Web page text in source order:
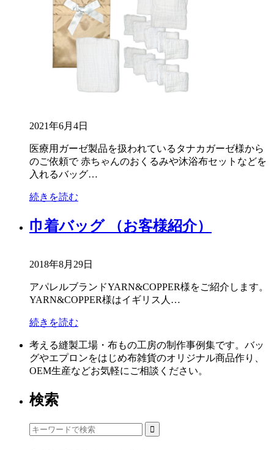
2021年6月4日
医療用ガーゼ製品を扱われているタナカガーゼ様から
のご依頼で 赤ちゃんのおくるみや沐浴布セットなどを
入れるバッグ…
続きを読む
巾着バッグ （お客様紹介）
2018年8月29日
アパレルブランドYARN&COPPER様をご紹介します。
YARN&COPPER様はイギリス人…
続きを読む
考える縫製工場・布もの工房の制作事例集です。バッ
グやエプロンをはじめ布雑貨のオリジナル商品作り、
OEM生産などお気軽にご相談ください。
検索